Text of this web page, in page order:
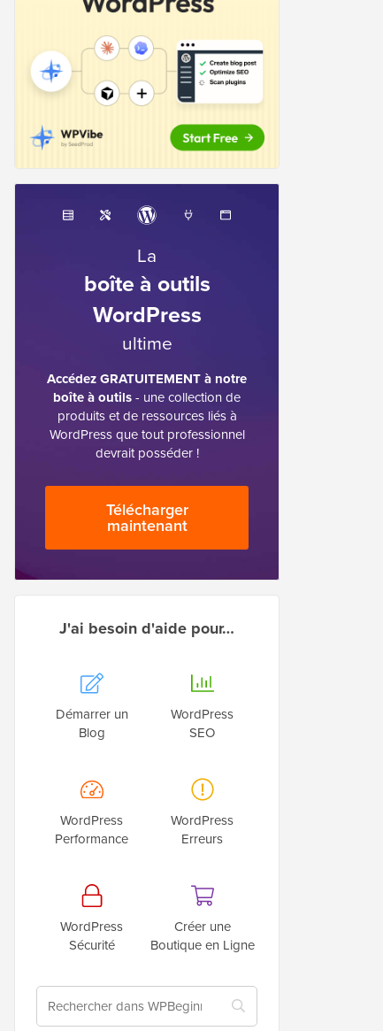
La
boîte à outils
WordPress
ultime
Accédez GRATUITEMENT à notre
boîte à outils- une collection de
produits et de ressources liés à
WordPress que tout professionnel
devrait posséder !
Télécharger
maintenant
J'ai besoin d'aide pour…
Démarrer un
Blog
WordPress
SEO
WordPress
Performance
WordPress
Erreurs
WordPress
Sécurité
Créer une
Boutique en Ligne